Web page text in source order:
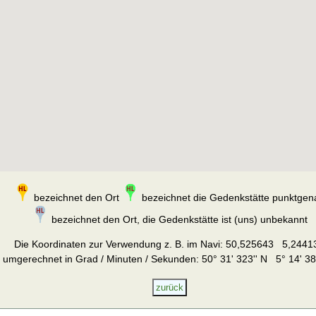
bezeichnet den Ort
bezeichnet die Gedenkstätte
bezeichnet den Ort, die Gedenkstätte ist (uns) unbekannt
Die Koordinaten zur Verwendung z. B. im Navi: 50,525643
umgerechnet in Grad / Minuten / Sekunden: 50° 31' 323'' N 5° 14'